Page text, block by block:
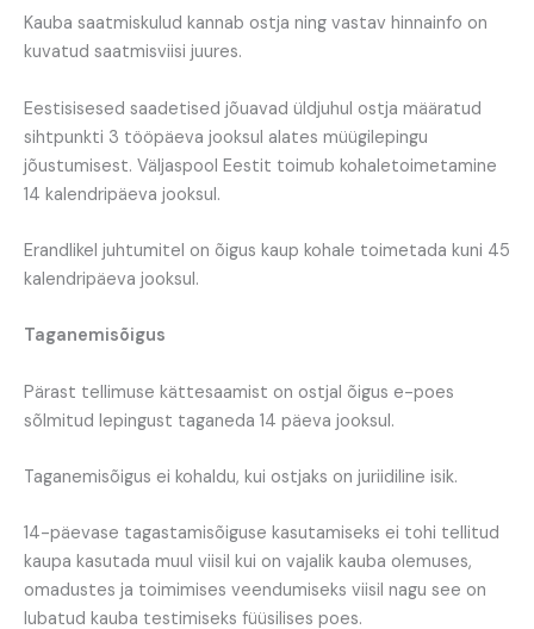
Kauba saatmiskulud kannab ostja ning vastav hinnainfo on
kuvatud saatmisviisi juures.
Eestisisesed saadetised jõuavad üldjuhul ostja määratud
sihtpunkti 3 tööpäeva jooksul alates müügilepingu
jõustumisest. Väljaspool Eestit toimub kohaletoimetamine
14 kalendripäeva jooksul.
Erandlikel juhtumitel on õigus kaup kohale toimetada kuni 45
kalendripäeva jooksul.
Taganemisõigus
Pärast tellimuse kättesaamist on ostjal õigus e-poes
sõlmitud lepingust taganeda 14 päeva jooksul.
Taganemisõigus ei kohaldu, kui ostjaks on juriidiline isik.
14-päevase tagastamisõiguse kasutamiseks ei tohi tellitud
kaupa kasutada muul viisil kui on vajalik kauba olemuses,
omadustes ja toimimises veendumiseks viisil nagu see on
lubatud kauba testimiseks füüsilises poes.